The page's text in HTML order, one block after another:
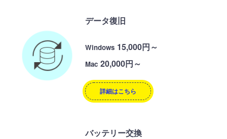
データ復旧
Windows 15,000円～
Mac 20,000円～
詳細はこちら
バッテリー交換